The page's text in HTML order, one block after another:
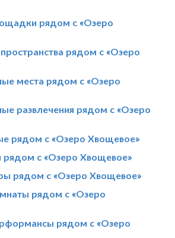
рядом с «Озеро
рядом с «Озеро
места рядом с «Озеро
развлечения рядом с «Озеро
рядом с «Озеро Хвощевое»
рядом с «Озеро Хвощевое»
рядом с «Озеро Хвощевое»
рядом с «Озеро
рядом с «Озеро